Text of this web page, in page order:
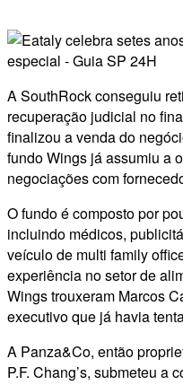
A SouthRock conseguiu
recuperação judicial no
finalizou a venda do
fundo Wings já assumiu a
negociações com
O fundo é composto por
incluindo médicos,
veículo de multi family
experiência no setor de
Wings trouxeram Marcos
executivo que já havia
A Panza&Co, então
P.F. Chang’s, submeteu a